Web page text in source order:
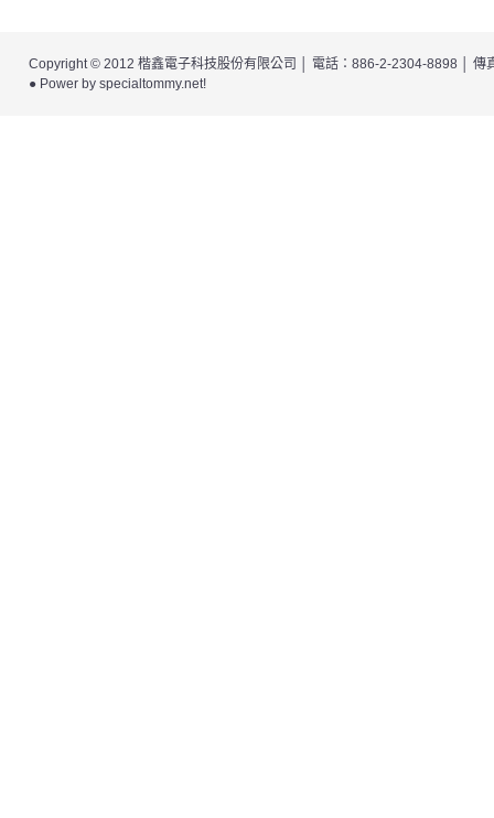
Copyright © 2012 楷鑫電子科技股份有限公司
│ 電話：886-2-2304-8898 │
● Power by specialtommy.net!